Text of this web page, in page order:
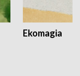
Ekomagia